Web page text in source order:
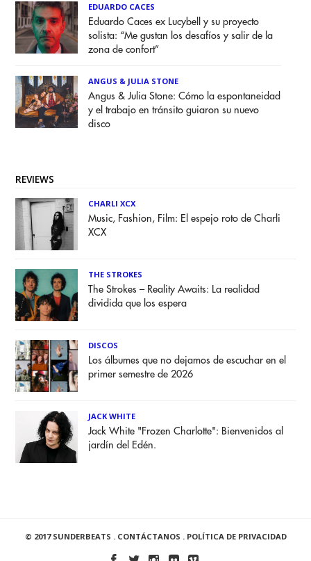
EDUARDO CACES
Eduardo Caces ex Lucybell y su proyecto
solista: “Me gustan los desafíos y salir de la
zona de confort”
ANGUS & JULIA STONE
Angus & Julia Stone: Cómo la espontaneidad
y el trabajo en tránsito guiaron su nuevo
disco
REVIEWS
CHARLI XCX
Music, Fashion, Film: El espejo roto de Charli
XCX
THE STROKES
The Strokes – Reality Awaits: La realidad
dividida que los espera
DISCOS
Los álbumes que no dejamos de escuchar en el
primer semestre de 2026
JACK WHITE
Jack White "Frozen Charlotte": Bienvenidos al
jardín del Edén.
© 2017 SUNDERBEATS . CONTÁCTANOS . POLÍTICA DE PRIVACIDAD